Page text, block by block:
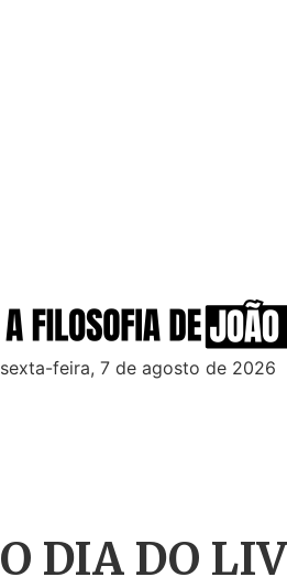
sexta-feira, 7 de agosto de 2026
O DIA DO